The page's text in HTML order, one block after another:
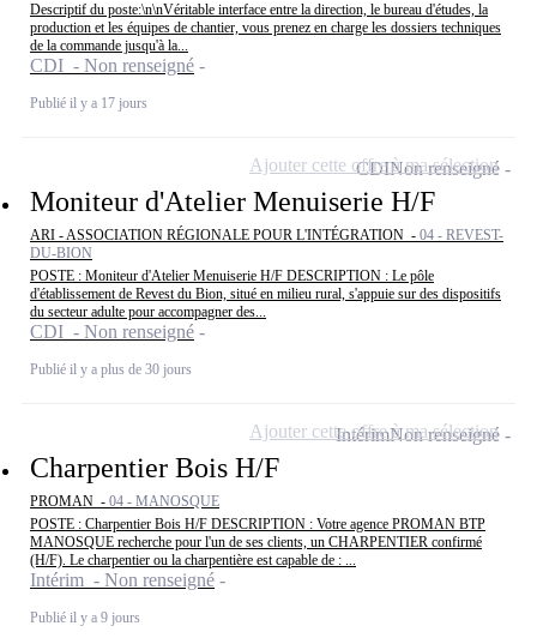
Descriptif du poste:\n\nVéritable interface entre la direction, le bureau d'études, la
production et les équipes de chantier, vous prenez en charge les dossiers techniques
de la commande jusqu'à la...
CDI - Non renseigné
Publié il y a 17 jours
Moniteur d'Atelier Menuiserie H/F
ARI - ASSOCIATION RÉGIONALE POUR L'INTÉGRATION - 04 - REVEST-
DU-BION
POSTE : Moniteur d'Atelier Menuiserie H/F DESCRIPTION : Le pôle
d'établissement de Revest du Bion, situé en milieu rural, s'appuie sur des dispositifs
du secteur adulte pour accompagner des...
CDI - Non renseigné
Publié il y a plus de 30 jours
CDINon renseigné
Ajouter cette offre à ma sélection
Charpentier Bois H/F
PROMAN - 04 - MANOSQUE
POSTE : Charpentier Bois H/F DESCRIPTION : Votre agence PROMAN BTP
MANOSQUE recherche pour l'un de ses clients, un CHARPENTIER confirmé
(H/F). Le charpentier ou la charpentière est capable de : ...
Intérim - Non renseigné
Publié il y a 9 jours
IntérimNon renseigné
Ajouter cette offre à ma sélection